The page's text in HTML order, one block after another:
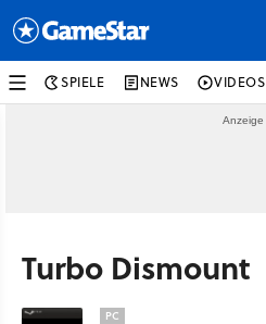
SPIELE NEWS VIDEOS
Turbo Dismount
PC